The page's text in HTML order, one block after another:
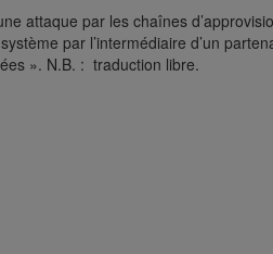
attaque par les chaînes
par l’intermédiaire d’un
». N.B. : traduction libre.